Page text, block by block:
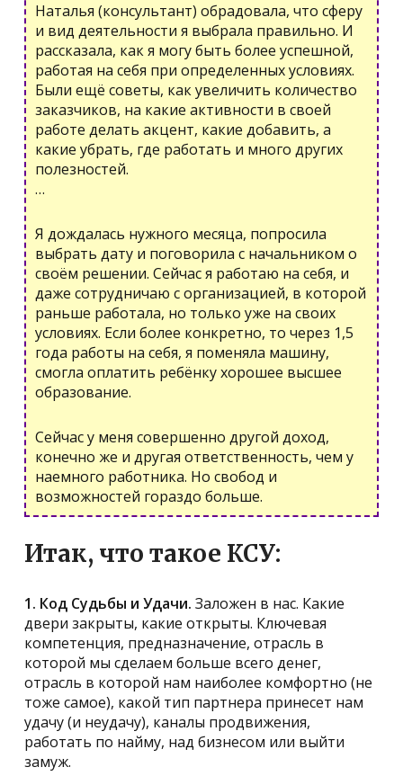
Наталья (консультант) обрадовала, что сферу
и вид деятельности я выбрала правильно. И
рассказала, как я могу быть более успешной,
работая на себя при определенных условиях.
Были ещё советы, как увеличить количество
заказчиков, на какие активности в своей
работе делать акцент, какие добавить, а
какие убрать, где работать и много других
полезностей.
…
Я дождалась нужного месяца, попросила
выбрать дату и поговорила с начальником о
своём решении. Сейчас я работаю на себя, и
даже сотрудничаю с организацией, в которой
раньше работала, но только уже на своих
условиях. Если более конкретно, то через 1,5
года работы на себя, я поменяла машину,
смогла оплатить ребёнку хорошее высшее
образование.
Сейчас у меня совершенно другой доход,
конечно же и другая ответственность, чем у
наемного работника. Но свобод и
возможностей гораздо больше.
Итак, что такое КСУ:
1. Код Судьбы и Удачи. Заложен в нас. Какие
двери закрыты, какие открыты. Ключевая
компетенция, предназначение, отрасль в
которой мы сделаем больше всего денег,
отрасль в которой нам наиболее комфортно (не
тоже самое), какой тип партнера принесет нам
удачу (и неудачу), каналы продвижения,
работать по найму, над бизнесом или выйти
замуж.